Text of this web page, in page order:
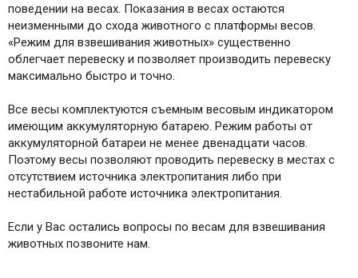
поведении на весах. Показания в весах остаются
неизменными до схода животного с платформы весов.
«Режим для взвешивания животных» существенно
облегчает перевеску и позволяет производить перевеску
максимально быстро и точно.
Все весы комплектуются съемным весовым индикатором
имеющим аккумуляторную батарею. Режим работы от
аккумуляторной батареи не менее двенадцати часов.
Поэтому весы позволяют проводить перевеску в местах с
отсутствием источника электропитания либо при
нестабильной работе источника электропитания.
Если у Вас остались вопросы по весам для взвешивания
животных позвоните нам.